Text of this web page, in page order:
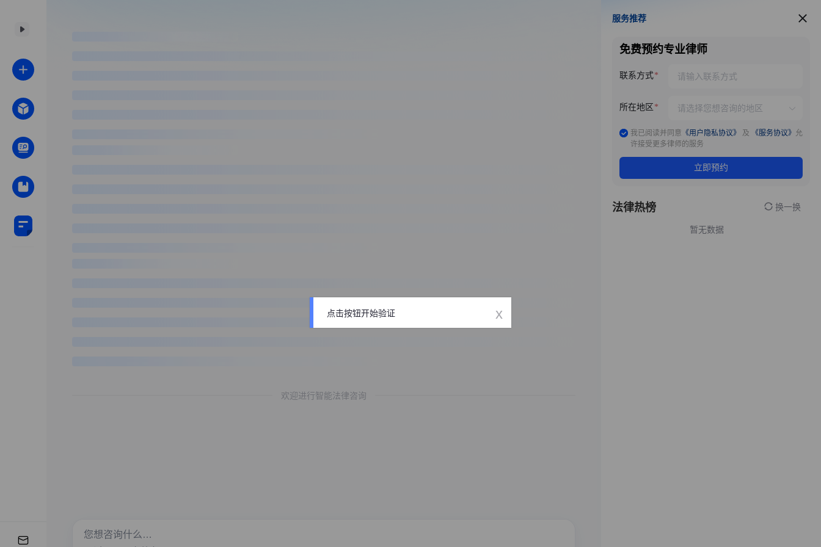
欢迎进行智能法律咨询
服务推荐
服务推荐
免费预约专业律师
联系方式
所在地区
我已阅读并同意 《用户隐私协议》 及 《服务协议》 允
许接受更多律师的服务
立即预约
法律热榜 换一换
暂无数据
点击按钮开始验证 x